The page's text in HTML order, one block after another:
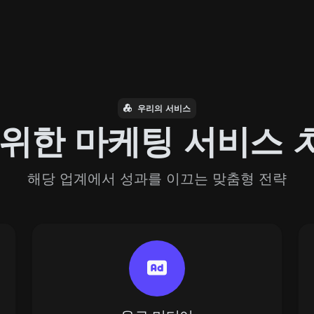
우리의 서비스
한 마케팅 서비스
해당 업계에서 성과를 이끄는 맞춤형 전략